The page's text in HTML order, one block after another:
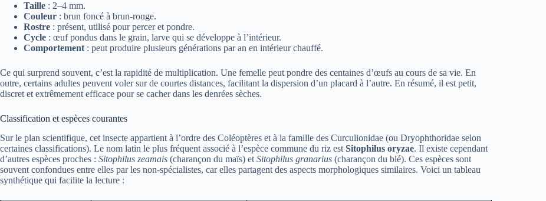
Taille : 2–4 mm.
Couleur : brun foncé à brun-rouge.
Rostre : présent, utilisé pour percer et pondre.
Cycle : œuf pondus dans le grain, larve qui se développe à l’intérieur.
Comportement : peut produire plusieurs générations par an en intérieur chauffé.
Ce qui surprend souvent, c’est la rapidité de multiplication. Une femelle peut pondre des centaines d’œufs au cours de sa vie. En
outre, certains adultes peuvent voler sur de courtes distances, facilitant la dispersion d’un placard à l’autre. En résumé, il est petit,
discret et extrêmement efficace pour se cacher dans les denrées sèches.
Classification et espèces courantes
Sur le plan scientifique, cet insecte appartient à l’ordre des Coléoptères et à la famille des Curculionidae (ou Dryophthoridae selon
certaines classifications). Le nom latin le plus fréquent associé à l’espèce commune du riz est Sitophilus oryzae. Il existe cependant
d’autres espèces proches : Sitophilus zeamais (charançon du maïs) et Sitophilus granarius (charançon du blé). Ces espèces sont
souvent confondues entre elles par les non‑spécialistes, car elles partagent des aspects morphologiques similaires. Voici un tableau
synthétique qui facilite la lecture :